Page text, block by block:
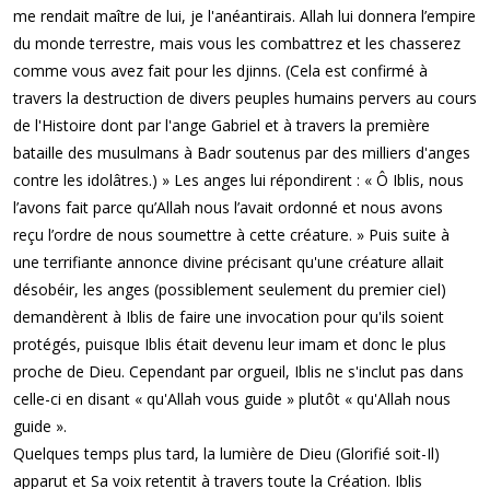
me rendait maître de lui, je l'anéantirais. Allah lui donnera l’empire
du monde terrestre, mais vous les combattrez et les chasserez
comme vous avez fait pour les djinns. (Cela est confirmé à
travers la destruction de divers peuples humains pervers au cours
de l'Histoire dont par l'ange Gabriel et à travers la première
bataille des musulmans à Badr soutenus par des milliers d'anges
contre les idolâtres.) » Les anges lui répondirent : « Ô Iblis, nous
l’avons fait parce qu’Allah nous l’avait ordonné et nous avons
reçu l’ordre de nous soumettre à cette créature. » Puis suite à
une terrifiante annonce divine précisant qu'une créature allait
désobéir, les anges (possiblement seulement du premier ciel)
demandèrent à Iblis de faire une invocation pour qu'ils soient
protégés, puisque Iblis était devenu leur imam et donc le plus
proche de Dieu. Cependant par orgueil, Iblis ne s'inclut pas dans
celle-ci en disant « qu'Allah vous guide » plutôt « qu'Allah nous
guide ».
Quelques temps plus tard, la lumière de Dieu (Glorifié soit-Il)
apparut et Sa voix retentit à travers toute la Création. Iblis